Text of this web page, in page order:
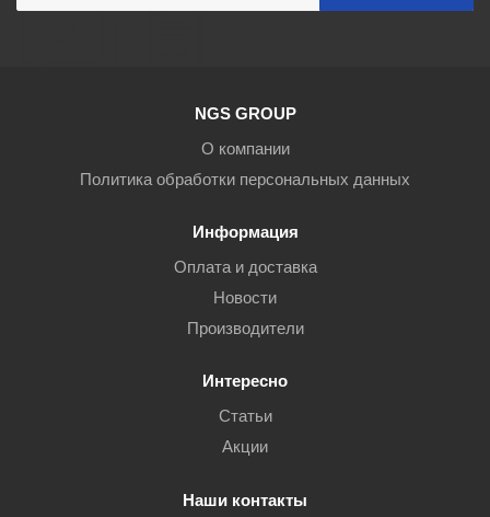
NGS GROUP
О компании
Политика обработки персональных данных
Информация
Оплата и доставка
Новости
Производители
Интересно
Статьи
Акции
Наши контакты